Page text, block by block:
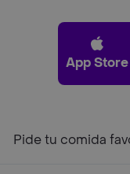
App Store
Pide tu comida